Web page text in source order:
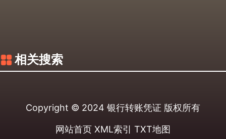
相关搜索
Copyright © 2024 银行转账凭证 版权所有
网站首页 XML索引 TXT地图